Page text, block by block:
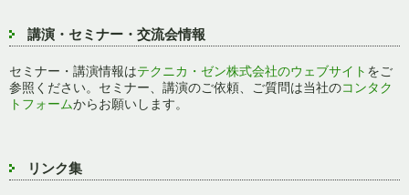
講演・セミナー・交流会情報
セミナー・講演情報はテクニカ・ゼン株式会社のウェブサイト をご
参照ください。セミナー、講演のご依頼、ご質問は当社のコンタク
トフォームからお願いします。
リンク集